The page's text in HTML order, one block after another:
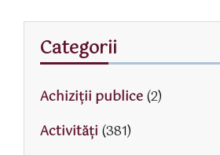
Categorii
Achiziții publice(2)
Activităţi (381)